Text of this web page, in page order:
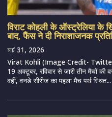
विराट कोहली के ऑस्ट्रेलिया के
बाद, फैंस ने दी निराशाजनक
মার্চ 31, 2026
Virat Kohli (Image Credit-
19 अक्टूबर, रविवार से जारी तीन मैचों
वहीं, वनडे सीरीज का पहला मैच पर्थ स्थित...